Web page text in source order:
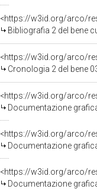
<https://w3id.org/arco/
Bibliografia 2 del bene
<https://w3id.org/arco/
Cronologia 2 del bene
Documentazione
Documentazione
Documentazione